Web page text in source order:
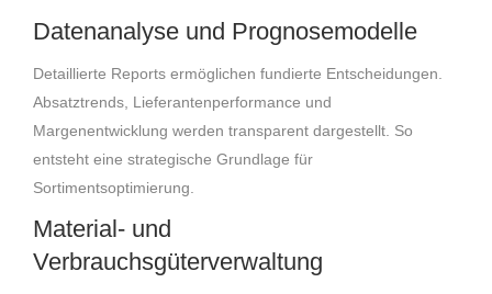
Datenanalyse und Prognosemodelle
Detaillierte Reports ermöglichen fundierte Entscheidungen.
Absatztrends, Lieferantenperformance und
Margenentwicklung werden transparent dargestellt. So
entsteht eine strategische Grundlage für
Sortimentsoptimierung.
Material- und
Verbrauchsgüterverwaltung